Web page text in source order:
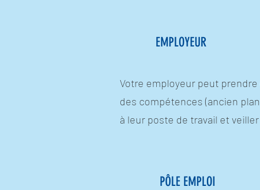
EMPLOYEUR
Votre employeur peut
des compétences (ancien
à leur poste de travail et
PÔLE EMPLOI